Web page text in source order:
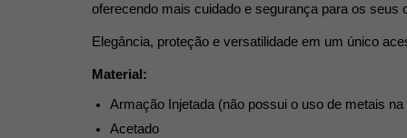
oferecendo mais cuidado e segurança para os seus
Elegância, proteção e versatilidade em um único
Material:
Armação Injetada (não possui o uso de metais
Acetado